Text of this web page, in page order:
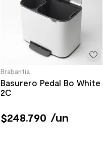
Brabantia
Basurero Pedal Bo White
2C
$248.790 /un